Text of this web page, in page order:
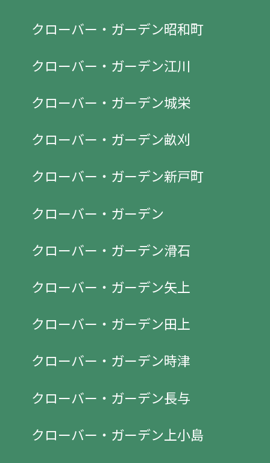
クローバー・ガーデン昭和町
クローバー・ガーデン江川
クローバー・ガーデン城栄
クローバー・ガーデン畝刈
クローバー・ガーデン新戸町
クローバー・ガーデン
クローバー・ガーデン滑石
クローバー・ガーデン矢上
クローバー・ガーデン田上
クローバー・ガーデン時津
クローバー・ガーデン長与
クローバー・ガーデン上小島